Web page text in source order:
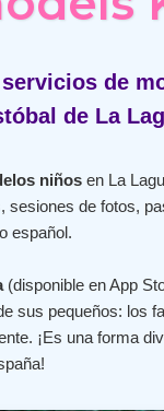
de
de La
niñosen La
sesiones de fotos,
español.
(disponible en App
sus pequeños: los
¡Es una forma